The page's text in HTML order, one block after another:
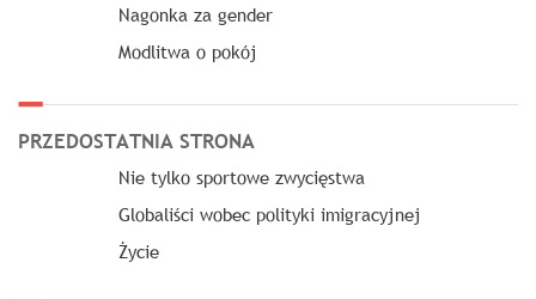
Nagonka za gender
Modlitwa o pokój
PRZEDOSTATNIA STRONA
Nie tylko sportowe zwycięstwa
Globaliści wobec polityki imigracyjnej
Życie